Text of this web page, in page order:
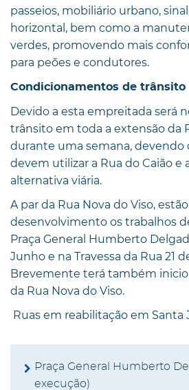
passeios, mobiliário urbano,
horizontal, bem como a
verdes, promovendo mais
para peões e condutores.
Condicionamentos de trânsito
Devido a esta empreitada será
trânsito em toda a extensão da
durante uma semana, devendo
devem utilizar a Rua do Caião e
alternativa viária.
A par da Rua Nova do Viso,
desenvolvimento os trabalhos
Praça General Humberto
Junho e na Travessa da Rua 21
Brevemente terá também inicio
da Rua Nova do Viso.
Ruas em reabilitação em Santa
Praça General Humberto
execução)